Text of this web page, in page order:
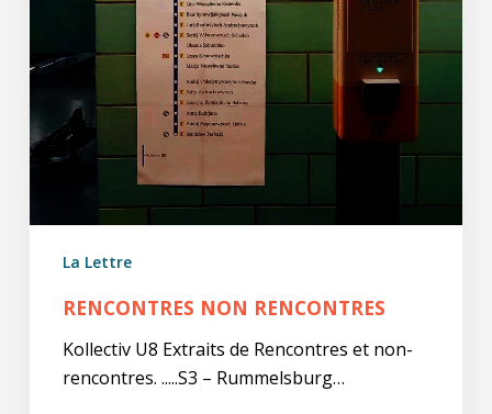
La Lettre
RENCONTRES NON RENCONTRES
Kollectiv U8 Extraits de Rencontres et non-
rencontres. .....S3 – Rummelsburg…